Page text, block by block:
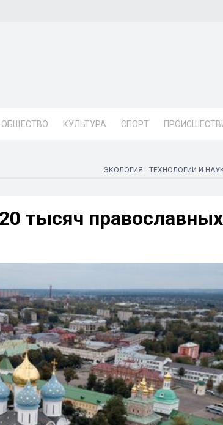
ОБЩЕСТВО КУЛЬТУРА СПОРТ
ЭКОЛОГИЯ ТЕХНОЛОГИИ И
тысяч православных